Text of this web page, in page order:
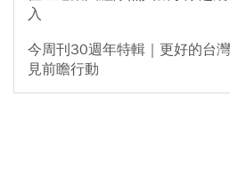
入
今周刊30週年特輯｜更好的台
見前瞻行動